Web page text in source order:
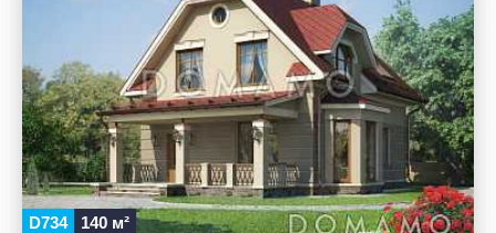
D734 140 м²